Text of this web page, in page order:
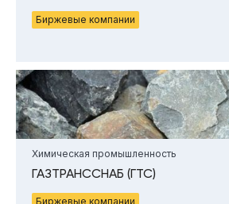
Биржевые компании
Химическая промышленность
ГАЗТРАНССНАБ (ГТС)
Биржевые компании